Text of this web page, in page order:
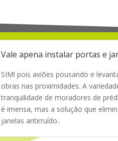
Vale apena instalar portas e
SIM! pois aviões pousando e
obras nas proximidades. A
tranquilidade de moradores de
é imensa, mas a solução que
janelas antirruído..